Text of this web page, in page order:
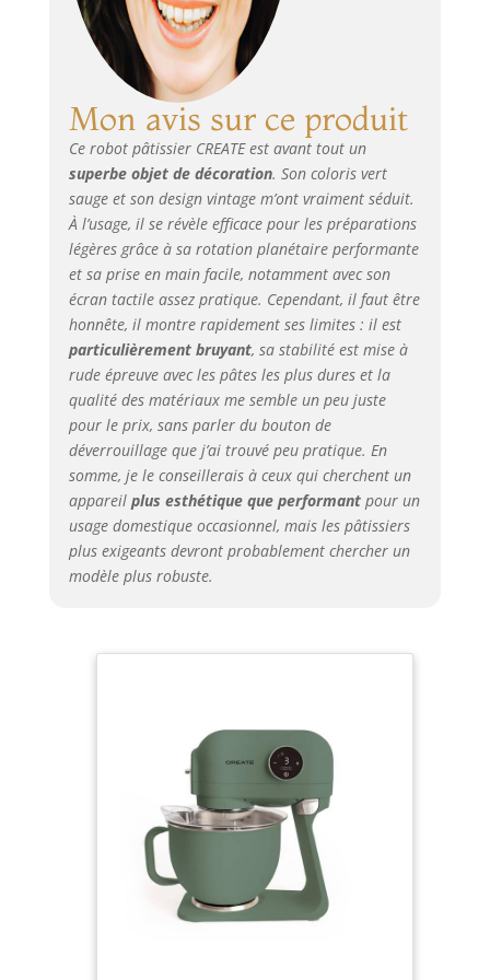
comprend un mécanisme qui le
transforme en : une machine à
fabriquer des pâtes fraîches, une
saucisseuse pour tout faire, des
saucisses à la viande hachée, et une
râpe à salade, en acquérant l'un ou
l'autre de ces accessoires.
Mon avis sur ce produit
Ce robot pâtissier CREATE est avant tout un
superbe objet de décoration. Son coloris vert
sauge et son design vintage m’ont vraiment séduit.
À l’usage, il se révèle efficace pour les préparations
légères grâce à sa rotation planétaire performante
et sa prise en main facile, notamment avec son
écran tactile assez pratique. Cependant, il faut être
honnête, il montre rapidement ses limites : il est
particulièrement bruyant, sa stabilité est mise à
rude épreuve avec les pâtes les plus dures et la
qualité des matériaux me semble un peu juste
pour le prix, sans parler du bouton de
déverrouillage que j’ai trouvé peu pratique. En
somme, je le conseillerais à ceux qui cherchent un
appareil plus esthétique que performantpour un
usage domestique occasionnel, mais les pâtissiers
plus exigeants devront probablement chercher un
modèle plus robuste.